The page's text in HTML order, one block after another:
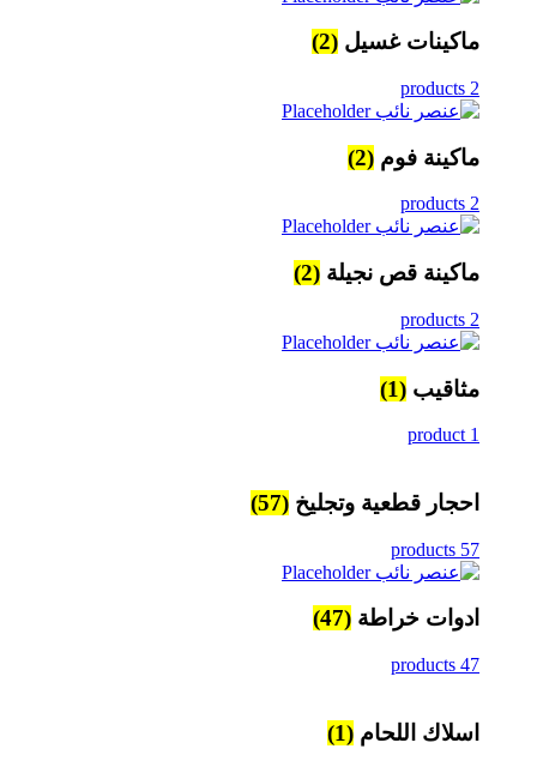
ماكينات غسيل (2)
2 products
ماكينة فوم (2)
2 products
ماكينة قص نجيلة (2)
2 products
مثاقيب (1)
1 product
احجار قطعية وتجليخ (57)
57 products
ادوات خراطة (47)
47 products
اسلاك اللحام (1)